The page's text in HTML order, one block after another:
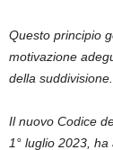
Questo principio
motivazione
della suddivisione
Il nuovo Codice
1° luglio 2023 ,